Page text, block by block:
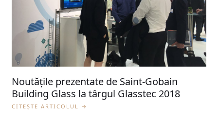
Noutățile prezentate de Saint-Gobain
Building Glass la târgul Glasstec 2018
CITEȘTE ARTICOLUL →